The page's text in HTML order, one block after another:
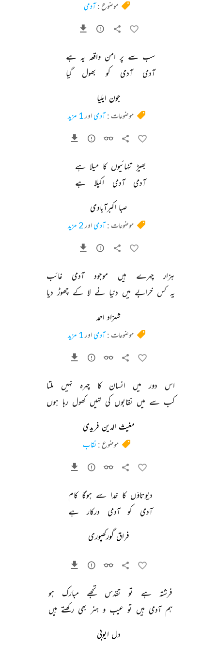
موضوع :آدمی
سب سے پر امن واقعہ یہ ہے
آدمی
آدمی کو بھول گیا
جون ایلیا
موضوعات :آدمیاور1 مزید
بھیڑ تنہائیوں کا میلا ہے
آدمی
آدمی اکیلا ہے
صبا اکبرآبادی
موضوعات :آدمیاور2 مزید
ہزار چہرے ہیں موجود آدمی
غائب
یہ کس خرابے میں دنیا نے لا کے چھوڑ دیا
شہزاد احمد
موضوعات :آدمیاور1 مزید
اس دور میں انسان کا چہرہ نہیں
ملتا
کب سے میں نقابوں کی تہیں کھول رہا ہوں
مغیث الدین فریدی
موضوع : نقاب
دیوتاؤں کا خدا سے ہوگا کام
آدمی
کو آدمی درکار ہے
فراق گورکھپوری
فرشتہ ہے تو تقدس تجھے مبارک
ہو
ہم آدمی ہیں تو عیب و ہنر بھی رکھتے ہیں
دل ایوبی